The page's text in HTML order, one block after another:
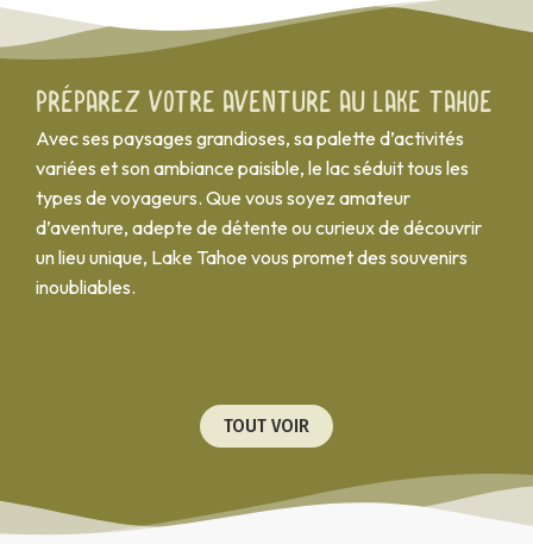
Préparez votre aventure au Lake Tahoe
Avec ses paysages grandioses, sa palette d’activités
variées et son ambiance paisible, le lac séduit tous les
types de voyageurs. Que vous soyez amateur
d’aventure, adepte de détente ou curieux de découvrir
un lieu unique, Lake Tahoe vous promet des souvenirs
inoubliables.
TOUT VOIR